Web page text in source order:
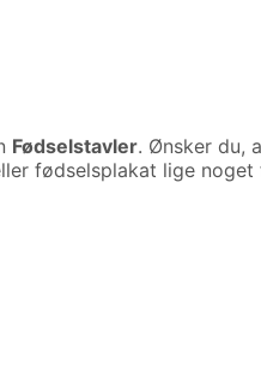
Fødselstavler. Ønsker du,
fødselsplakat lige noget